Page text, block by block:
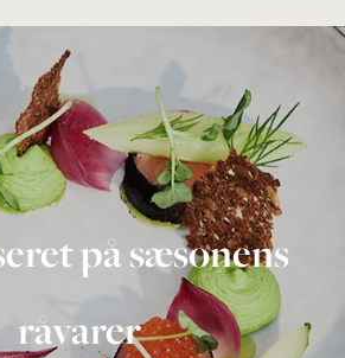
på sæsonens
råvarer